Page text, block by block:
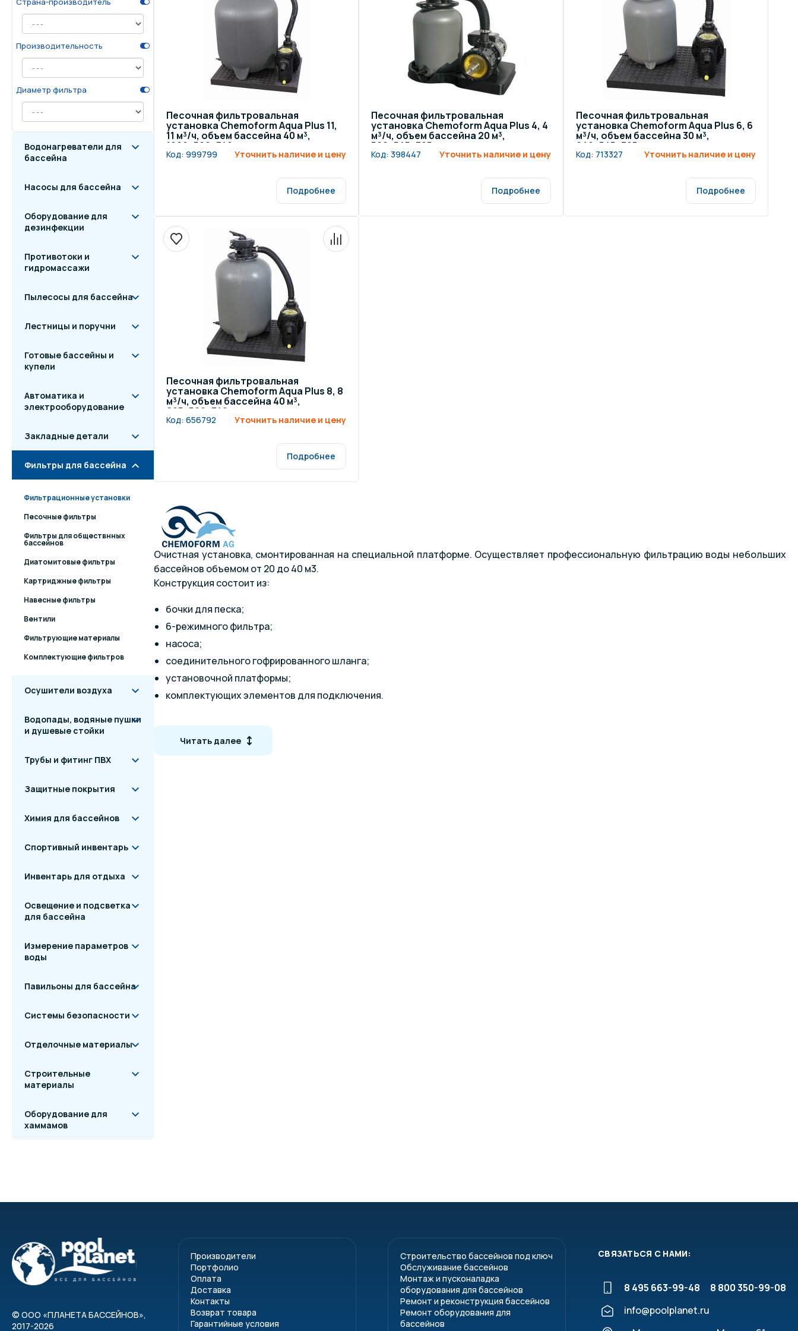
Инвентарь для отдыха
Освещение и подсветка для
бассейна
Измерение параметров воды Павильоны для бассейна
Системы безопасности Отделочные материалы Строительные материалы Оборудование для хаммамов
Производительность
Диаметр фильтра
Водонагреватели для
бассейна
Насосы для бассейна
Оборудование для
дезинфекции
Противотоки и
гидромассажи
Пылесосы для бассейна
Лестницы и поручни
Готовые бассейны и
купели
Автоматика и
электрооборудование
Закладные детали
Фильтры для бассейна
Фильтрационные установки
Песочные фильтры
Фильтры для обществнных
бассейнов
Диатомитовые фильтры
Картриджные фильтры
Навесные фильтры
Вентили
Фильтрующие материалы
Комплектующие фильтров
Осушители воздуха
Водопады, водяные пушки
и душевые стойки
Трубы и фитинг ПВХ
Защитные покрытия
Химия для бассейнов
Спортивный инвентарь
Инвентарь для отдыха
Освещение и подсветка
для бассейна
Измерение параметров
воды
Павильоны для бассейна
Системы безопасности
Отделочные материалы
Строительные
материалы
Оборудование для
хаммамов
Песочная фильтровальная
установка Chemoform Aqua Plus 11,
11 м³/ч, объем бассейна 40 м³,
1000x500x740 мм
Код: 999799 Уточнить наличие и цену
Подробнее
Песочная фильтровальная
установка Chemoform Aqua Plus 4, 4
м³/ч, объем бассейна 20 м³,
560x545x325 мм
Код: 398447 Уточнить наличие и цену
Подробнее
Песочная фильтровальная
установка Chemoform Aqua Plus 6, 6
м³/ч, объем бассейна 30 м³,
640x545x325 мм
Код: 713327 Уточнить наличие и цену
Подробнее
Песочная фильтровальная
установка Chemoform Aqua Plus 8, 8
м³/ч, объем бассейна 40 м³,
895x500x740 мм
Код: 656792 Уточнить наличие и цену
Подробнее
Очистная установка, смонтированная на специальной платформе. Осуществляет профессиональную фильтрацию воды небольших
бассейнов объемом от 20 до 40 м3.
Конструкция состоит из:
бочки для песка;
6-режимного фильтра;
насоса;
соединительного гофрированного шланга;
установочной платформы;
комплектующих элементов для подключения.
крышкой.
Модели данной серии отличаются мощностью (0,36-0,69 кВт) и типом насоса Aqua Plus, что влияет на габариты бочки и общую массу
Читать далее
© ООО «ПЛАНЕТА БАССЕЙНОВ»,
2017-2026
Производители
Портфолио
Оплата
Доставка
Контакты
Возврат товара
Гарантийные условия
Строительство бассейнов под ключ
Обслуживание бассейнов
Монтаж и пусконаладка
оборудования для бассейнов
Ремонт и реконструкция бассейнов
Ремонт оборудования для
бассейнов
СВЯЗАТЬСЯ С НАМИ:
8 495 663-99-48
8 800 350-99-08
info@poolplanet.ru